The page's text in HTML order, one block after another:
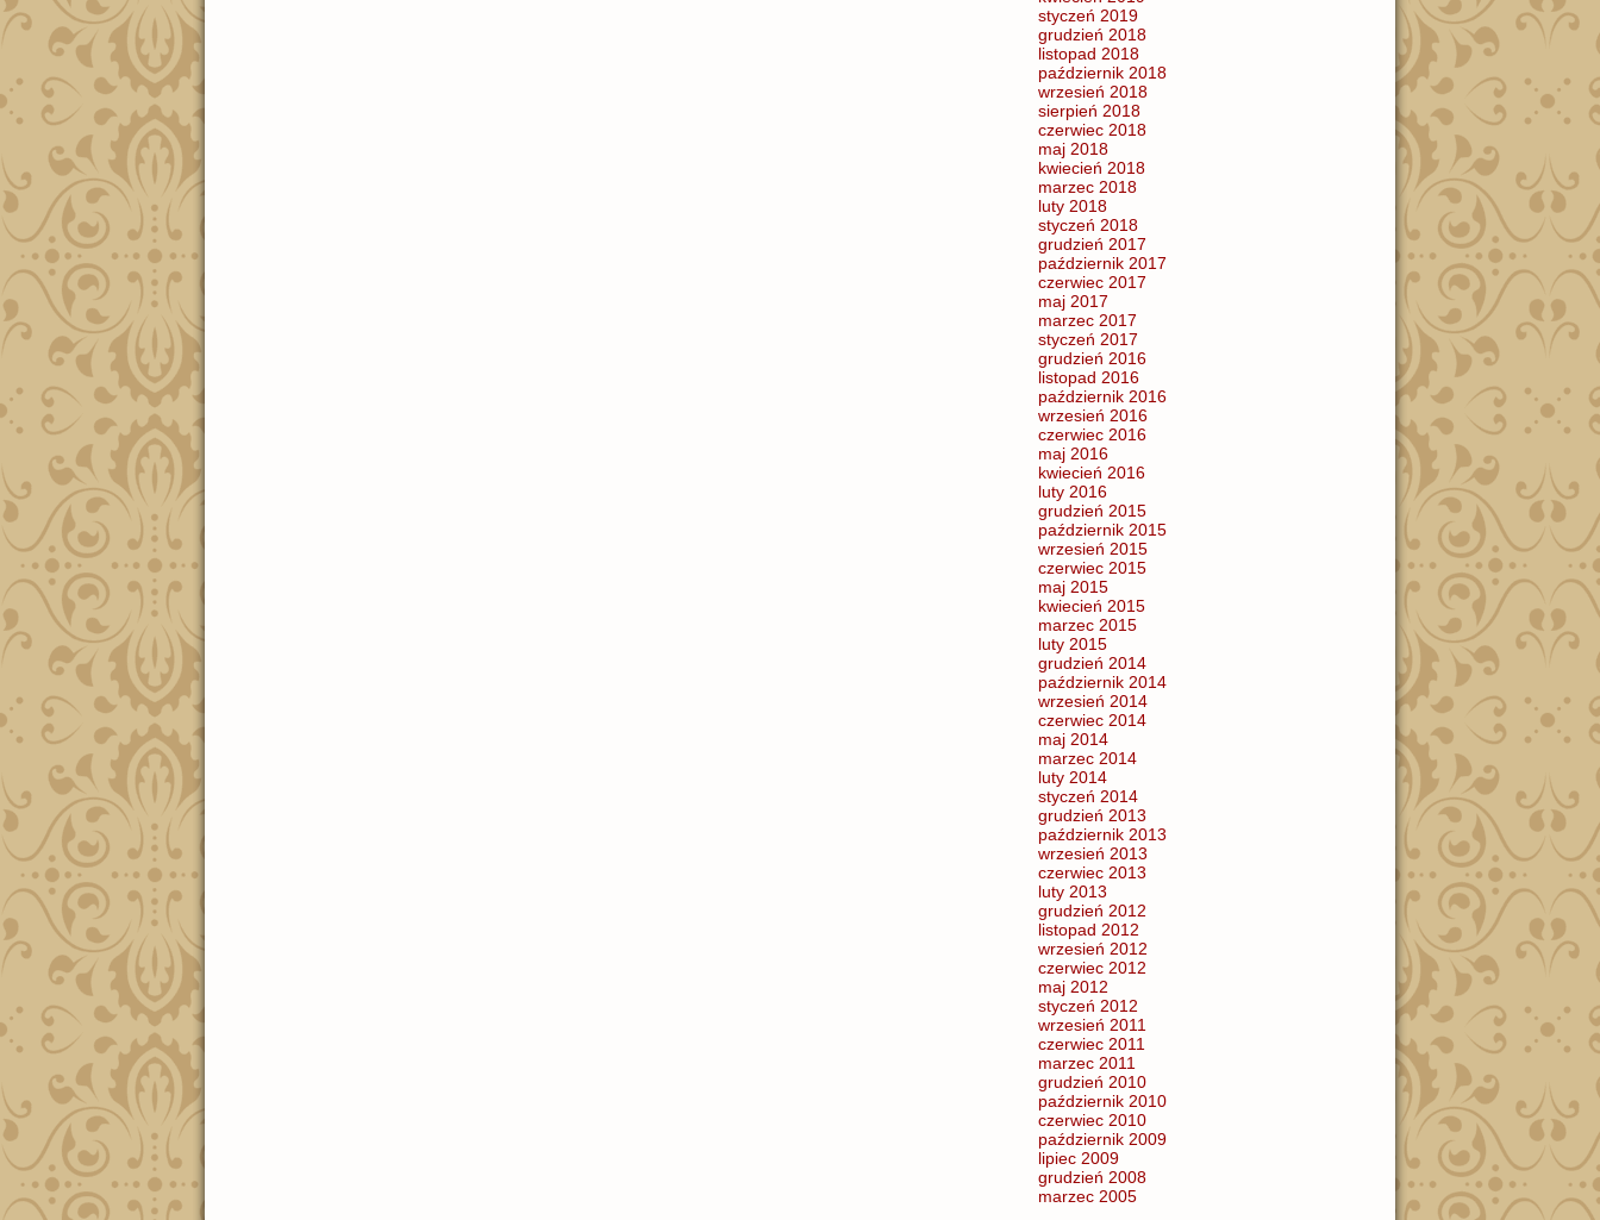
styczeń 2019
grudzień 2018
listopad 2018
październik 2018
wrzesień 2018
sierpień 2018
czerwiec 2018
maj 2018
kwiecień 2018
marzec 2018
luty 2018
styczeń 2018
grudzień 2017
październik 2017
czerwiec 2017
maj 2017
marzec 2017
styczeń 2017
grudzień 2016
listopad 2016
październik 2016
wrzesień 2016
czerwiec 2016
maj 2016
kwiecień 2016
luty 2016
grudzień 2015
październik 2015
wrzesień 2015
czerwiec 2015
maj 2015
kwiecień 2015
marzec 2015
luty 2015
grudzień 2014
październik 2014
wrzesień 2014
czerwiec 2014
maj 2014
marzec 2014
luty 2014
styczeń 2014
grudzień 2013
październik 2013
wrzesień 2013
czerwiec 2013
luty 2013
grudzień 2012
listopad 2012
wrzesień 2012
czerwiec 2012
maj 2012
styczeń 2012
wrzesień 2011
czerwiec 2011
marzec 2011
grudzień 2010
październik 2010
czerwiec 2010
październik 2009
lipiec 2009
grudzień 2008
marzec 2005